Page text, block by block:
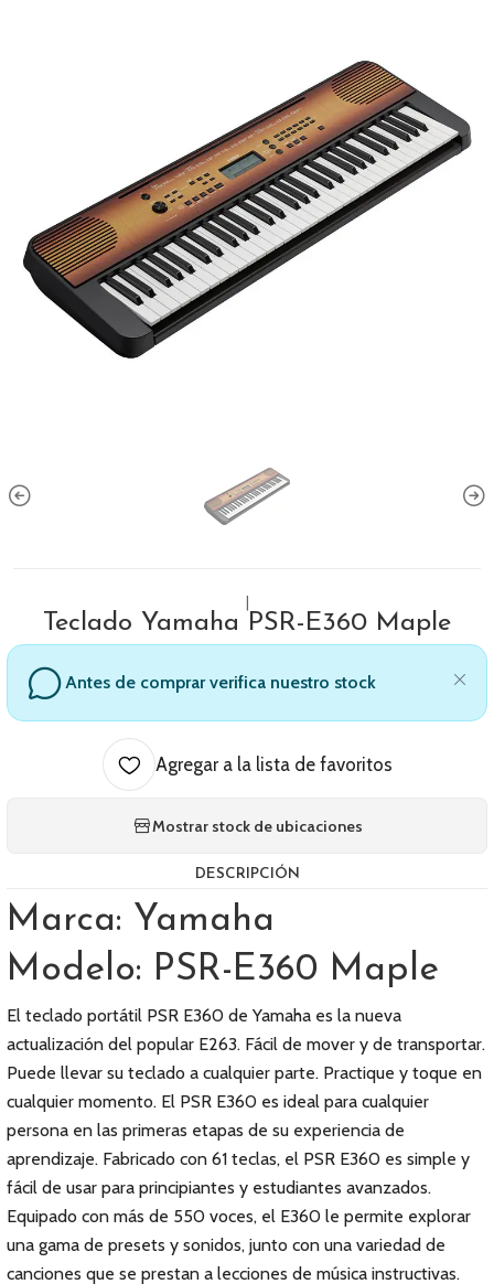
Teclado Yamaha PSR-E360 Maple
Antes de comprar verifica nuestro stock
Agregar a la lista de favoritos
Mostrar stock de ubicaciones
DESCRIPCIÓN
Marca: Yamaha
Modelo: PSR-E360 Maple
El teclado portátil PSR E360 de Yamaha es la nueva
actualización del popular E263. Fácil de mover y de transportar.
Puede llevar su teclado a cualquier parte. Practique y toque en
cualquier momento. El PSR E360 es ideal para cualquier
persona en las primeras etapas de su experiencia de
aprendizaje. Fabricado con 61 teclas, el PSR E360 es simple y
fácil de usar para principiantes y estudiantes avanzados.
Equipado con más de 550 voces, el E360 le permite explorar
una gama de presets y sonidos, junto con una variedad de
canciones que se prestan a lecciones de música instructivas.